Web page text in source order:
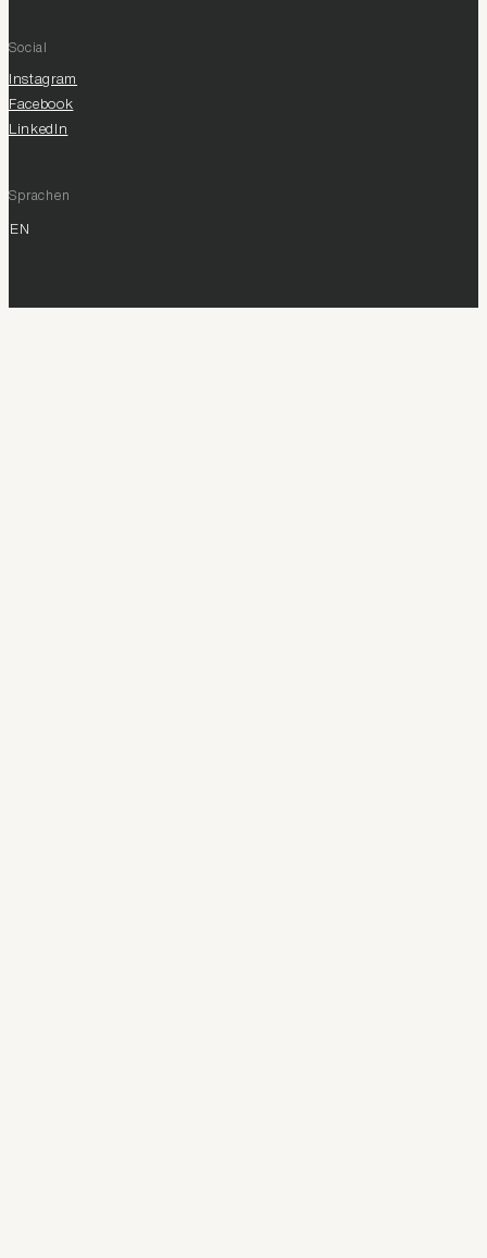
Social
Instagram
Facebook
LinkedIn
Sprachen
EN